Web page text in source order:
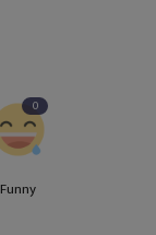
0
Funny